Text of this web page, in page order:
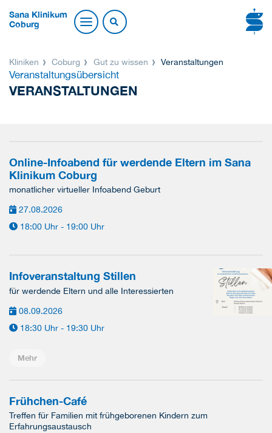
Sana Klinikum
Coburg
Kliniken Coburg Gut zu wissen Veranstaltungen
Veranstaltungsübersicht
VERANSTALTUNGEN
Online-Infoabend für werdende Eltern im Sana
Klinikum Coburg
monatlicher virtueller Infoabend Geburt
27.08.2026
18:00 Uhr - 19:00 Uhr
Infoveranstaltung Stillen
für werdende Eltern und alle Interessierten
08.09.2026
18:30 Uhr - 19:30 Uhr
Mehr
Frühchen-Café
Treffen für Familien mit frühgeborenen Kindern zum
Erfahrungsaustausch